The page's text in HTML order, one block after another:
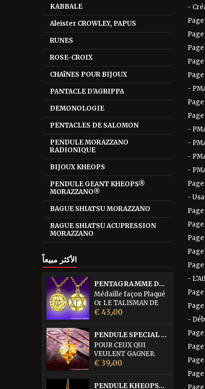
KABBALE
Aleister CROWLEY, PAPUS
RUNES
ROSE-CROIX
CHAîNES POUR BIJOUX
PANTACLE D'AGRIPPA
DEMONOLOGIE
PENTACLES DE SALOMON
PENDULE MORAZZANO
RADIONIQUE
BIJOUX KHEOPS
PENDULE GEANT KHEOPS®
MORAZZANO®
BAGUE SHIATSU MORAZZANO
BAGUE SHIATSU ACUPRESSION
MORAZZANO
الأكثر مبيعاً
PENTAGRAMME DE L'ABBE JULIO
Médaille façon Plaqué
Or LE TALISMAN DE
PROTECTION
serait la quintessence
des médailles de
Protection. Elle est
d'une efficacité
combattre les forces
السعر € 43٫00
PENDULE SPECIAL LOTO • DORURE OR FIN
POUR CEUX QUI
VEULENT GAGNER.
Pendule égrégorique
السعر€ 39٫00
PENDULE KHEOPS® PHARAON MORAZZANO® DORÉ
-
Page
Page
-
-
-
-
-
-
-
-